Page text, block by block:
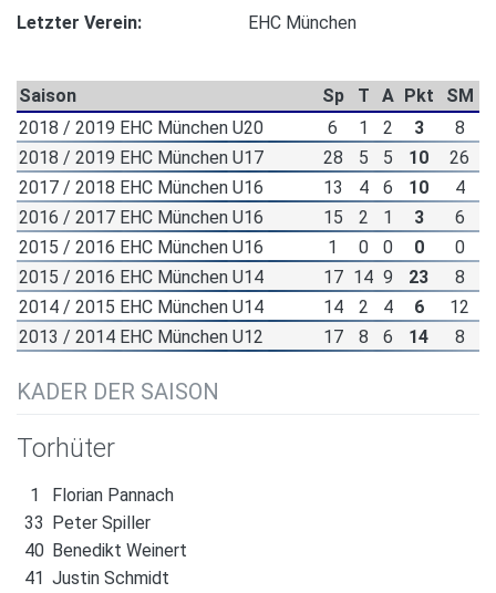
Letzter Verein: EHC München
Saison Sp T A Pkt
SM
2018 / 2019 EHC München U20
6 1 2 3
8
2018 / 2019 EHC München U17
28 5 5 10
26
2017 / 2018 EHC München U16
13 4 6 10
4
2016 / 2017 EHC München U16
15 2 1 3
6
2015 / 2016 EHC München U16
1 0 0 0
0
2015 / 2016 EHC München U14
17 14 9 23
8
2014 / 2015 EHC München U14
14 2 4 6
12
2013 / 2014 EHC München U12
17 8 6 14 8
KADER DER SAISON
Torhüter
1
Florian Pannach
33 Peter Spiller
40 Benedikt Weinert
41 Justin Schmidt